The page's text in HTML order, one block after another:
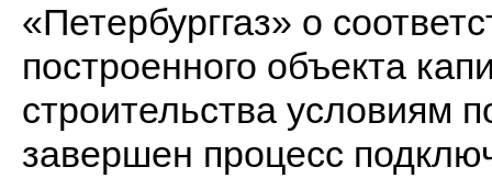
«Петербурггаз» о
построенного объекта
строительства условиям
завершен процесс